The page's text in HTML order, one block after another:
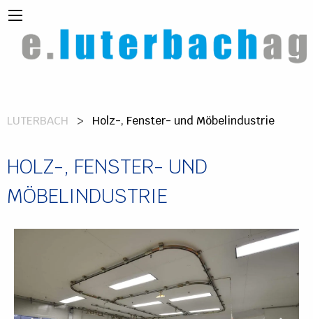
LUTERBACH Holz-, Fenster- und Möbelindustrie
HOLZ-, FENSTER- UND
MÖBELINDUSTRIE